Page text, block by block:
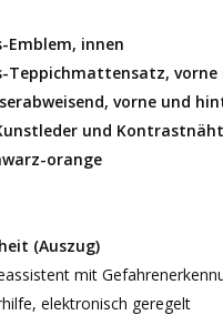
Emblem, innen
Teppichmattensatz, vorne
vorne und
und
orange
(Auszug)
mit
elektronisch geregelt